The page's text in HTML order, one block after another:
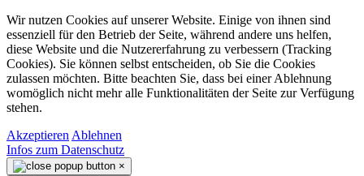
Wir nutzen Cookies auf unserer Website. Einige von ihnen sind
essenziell für den Betrieb der Seite, während andere uns helfen,
diese Website und die Nutzererfahrung zu verbessern (Tracking
Cookies). Sie können selbst entscheiden, ob Sie die Cookies
zulassen möchten. Bitte beachten Sie, dass bei einer Ablehnung
womöglich nicht mehr alle Funktionalitäten der Seite zur Verfügung
stehen.
Akzeptieren Ablehnen
Infos zum Datenschutz
×